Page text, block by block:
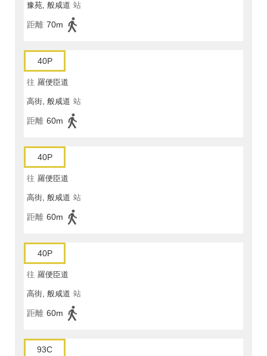
豫苑, 般咸道 站
距離 70m
40P
往 羅便臣道
高街, 般咸道 站
距離 60m
40P
往 羅便臣道
高街, 般咸道 站
距離 60m
40P
往 羅便臣道
高街, 般咸道 站
距離 60m
93C